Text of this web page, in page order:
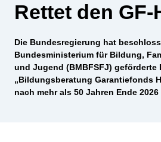
Rettet den GF-
Die Bundesregierung hat
Bundesministerium für Bildung,
und Jugend (BMBFSFJ) geförderte
„Bildungsberatung Garantiefonds
nach mehr als 50 Jahren Ende